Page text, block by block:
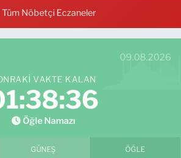
Yol Tarifi Al
Tüm Nöbetçi Eczaneler
09.08.2026
VAKTE KALAN
Öğle Namazı
GÜNEŞ ÖĞLE